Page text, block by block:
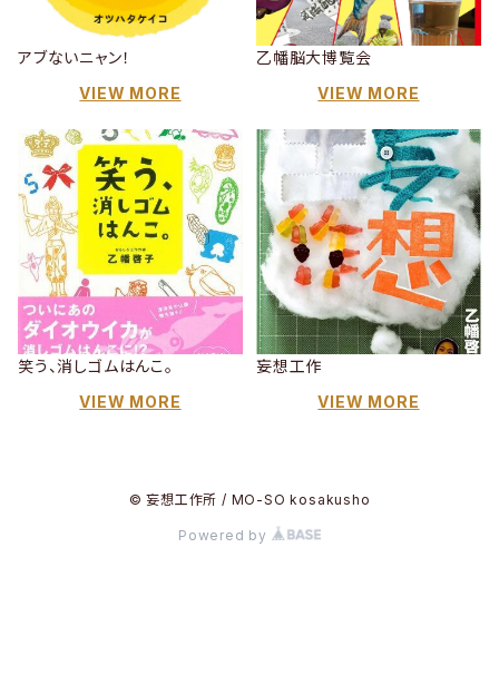
アブないニャン！
VIEW MORE
乙幡脳大博覧会
VIEW MORE
笑う、消しゴムはんこ。
VIEW MORE
妄想工作
VIEW MORE
© 妄想工作所 / MO-SO kosakusho
Powered by